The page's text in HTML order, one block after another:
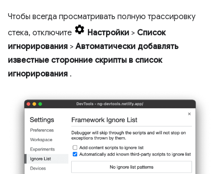
Чтобы всегда просматривать полную трассировку
стека, отключите
Настройки > Список
игнорирования >Автоматически добавлять
известные сторонние скрипты в список
игнорирования .